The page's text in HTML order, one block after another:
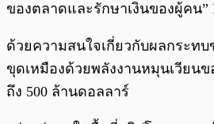
ของตลาดและรักษาเงินของผู้คน”
ด้วยความสนใจเกี่ยวกับผลกระท
ขุดเหมืองด้วยพลังงานหมุนเวียน
ถึง 500 ล้านดอลลาร์